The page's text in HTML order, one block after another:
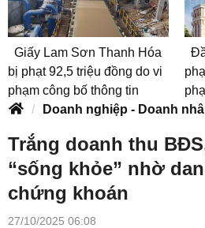
Giấy Lam Sơn Thanh Hóa
bị phạt 92,5 triệu đồng do vi
phạm công bố thông tin
Doanh nghiệp - Doanh
Trắng doanh thu
“sống khỏe” nhờ
chứng khoán
27/10/2025 06:08